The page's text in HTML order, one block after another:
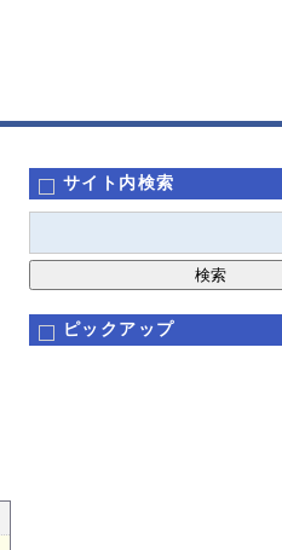
サイト内検索
ピックアップ